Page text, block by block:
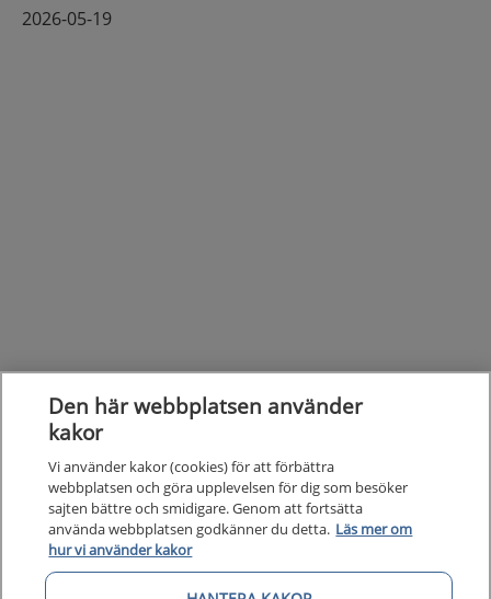
2026-05-19
Den här webbplatsen använder
kakor
Vi använder kakor (cookies) för att förbättra
webbplatsen och göra upplevelsen för dig som besöker
sajten bättre och smidigare. Genom att fortsätta
använda webbplatsen godkänner du detta. Läs mer om
hur vi använder kakor